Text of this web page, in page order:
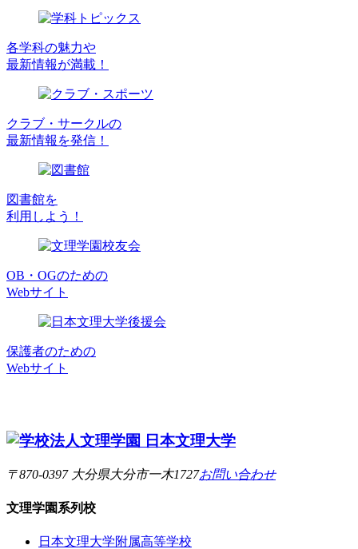
各学科の魅力や
最新情報が満載！
クラブ・サークルの
最新情報を発信！
図書館を
利用しよう！
OB・OGのための
Webサイト
保護者のための
Webサイト
〒870-0397 大分県大分市一木1727お問い合わせ
文理学園系列校
日本文理大学附属高等学校